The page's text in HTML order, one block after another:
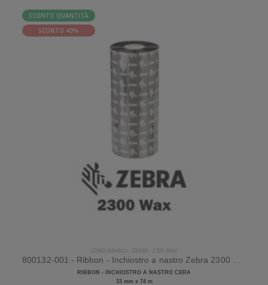
SCONTO QUANTITÀ
SCONTO 40%
CONSUMABILI - ZEBRA - 2300 WAX
800132-001 - Ribbon - Inchiostro a nastro Zebra 2300 Wax Cera
RIBBON - INCHIOSTRO A NASTRO CERA
33 mm x 74 m